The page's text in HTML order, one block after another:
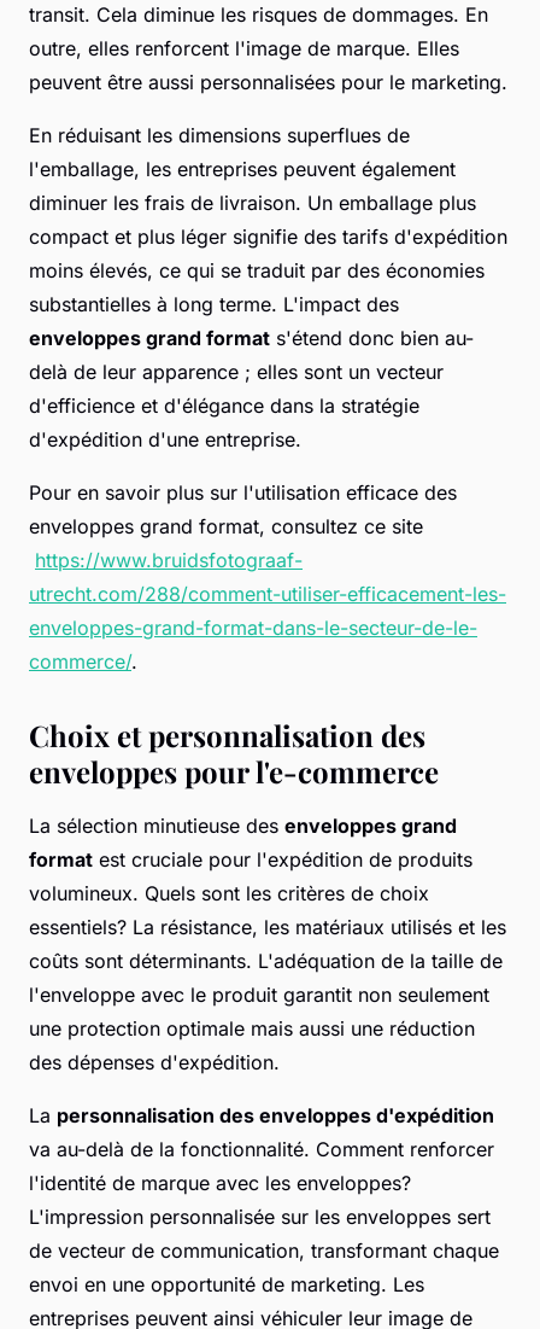
transit. Cela diminue les risques de dommages. En
outre, elles renforcent l'image de marque. Elles
peuvent être aussi personnalisées pour le marketing.
En réduisant les dimensions superflues de
l'emballage, les entreprises peuvent également
diminuer les frais de livraison. Un emballage plus
compact et plus léger signifie des tarifs d'expédition
moins élevés, ce qui se traduit par des économies
substantielles à long terme. L'impact des
enveloppes grand format s'étend donc bien au-
delà de leur apparence ; elles sont un vecteur
d'efficience et d'élégance dans la stratégie
d'expédition d'une entreprise.
Pour en savoir plus sur l'utilisation efficace des
enveloppes grand format, consultez ce site
https://www.bruidsfotograaf-
utrecht.com/288/comment-utiliser-efficacement-les-
enveloppes-grand-format-dans-le-secteur-de-le-
commerce/.
Choix et personnalisation des
enveloppes pour l'e-commerce
La sélection minutieuse des enveloppes grand
format est cruciale pour l'expédition de produits
volumineux. Quels sont les critères de choix
essentiels? La résistance, les matériaux utilisés et les
coûts sont déterminants. L'adéquation de la taille de
l'enveloppe avec le produit garantit non seulement
une protection optimale mais aussi une réduction
des dépenses d'expédition.
La personnalisation des enveloppes d'expédition
va au-delà de la fonctionnalité. Comment renforcer
l'identité de marque avec les enveloppes?
L'impression personnalisée sur les enveloppes sert
de vecteur de communication, transformant chaque
envoi en une opportunité de marketing. Les
entreprises peuvent ainsi véhiculer leur image de